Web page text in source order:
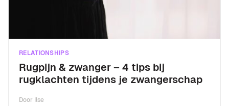
RELATIONSHIPS
Rugpijn & zwanger – 4 tips bij
rugklachten tijdens je zwangerschap
Door Ilse